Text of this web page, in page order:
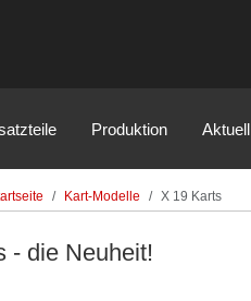
Produktion Aktuell
Kart-Modelle X 19 Karts
- die Neuheit!